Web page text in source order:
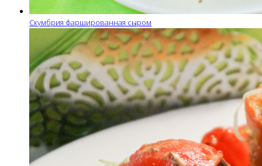
Скумбрия фаршированная сыром